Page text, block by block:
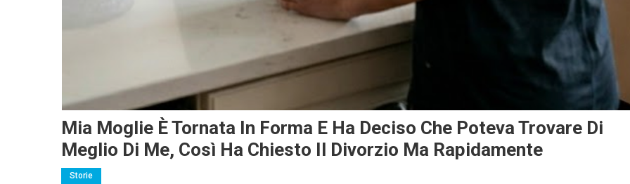
Mia Moglie È Tornata In Forma E Ha Deciso Che Poteva Trovare Di
Meglio Di Me, Così Ha Chiesto Il Divorzio Ma Rapidamente
Storie